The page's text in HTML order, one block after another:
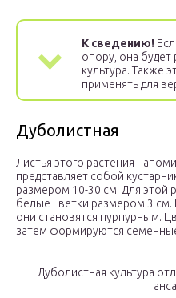
К сведению!
опору, она будет
культура. Также
применять для
Дуболистная
Листья этого растения
представляет собой
размером 10-30 см. Для этой
белые цветки размером 3 см.
они становятся пурпурным.
затем формируются
Дуболистная культура